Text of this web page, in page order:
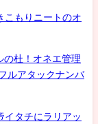
もりニートのオ
の杜！オネエ管理
ルアタックナンバ
イタチにラリアッ